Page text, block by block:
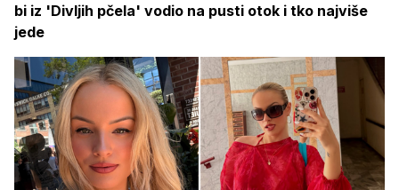
bi iz 'Divljih pčela' vodio na pusti otok i tko najviše
jede